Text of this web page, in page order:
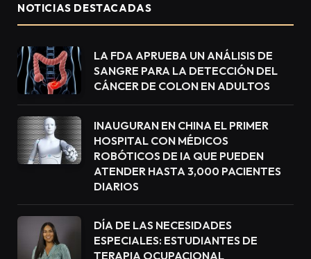
NOTICIAS DESTACADAS
LA FDA APRUEBA UN ANÁLISIS DE
SANGRE PARA LA DETECCIÓN DEL
CÁNCER DE COLON EN ADULTOS
INAUGURAN EN CHINA EL PRIMER
HOSPITAL CON MÉDICOS
ROBÓTICOS DE IA QUE PUEDEN
ATENDER HASTA 3,000 PACIENTES
DIARIOS
DÍA DE LAS NECESIDADES
ESPECIALES: ESTUDIANTES DE
TERAPIA OCUPACIONAL